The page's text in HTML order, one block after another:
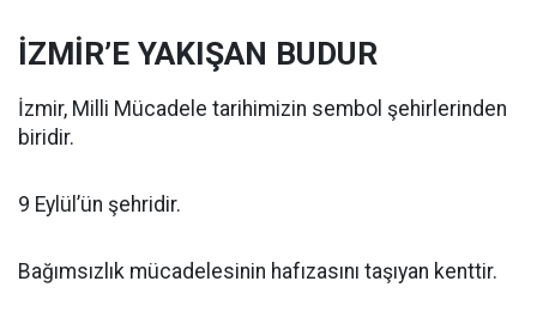
İZMİR’E YAKIŞAN BUDUR
İzmir, Milli Mücadele tarihimizin sembol şehirlerinden
biridir.
9 Eylül’ün şehridir.
Bağımsızlık mücadelesinin hafızasını taşıyan kenttir.